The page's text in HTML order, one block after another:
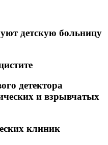
детскую больницу
детектора
и взрывчатых
клиник